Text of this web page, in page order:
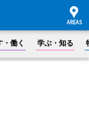
・働く 学ぶ・知る